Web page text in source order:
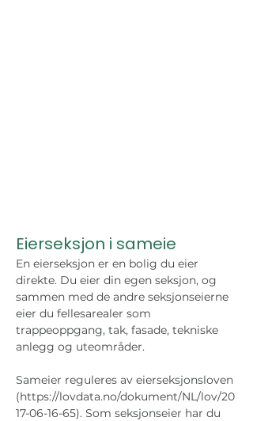
Eierseksjon i sameie
En eierseksjon er en bolig du eier
direkte. Du eier din egen seksjon, og
sammen med de andre seksjonseierne
eier du fellesarealer som
trappeoppgang, tak, fasade, tekniske
anlegg og uteområder.
Sameier reguleres av eierseksjonsloven
(https://lovdata.no/dokument/NL/lov/20
17-06-16-65). Som seksjonseier har du